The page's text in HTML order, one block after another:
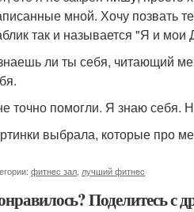
мной. Хочу позвать
так и называется "Я и
ли ты себя, читающий
точно помогли. Я знаю себя.
выбрала, которые про
фитнес зал лучший фитнес
Поделитесь с